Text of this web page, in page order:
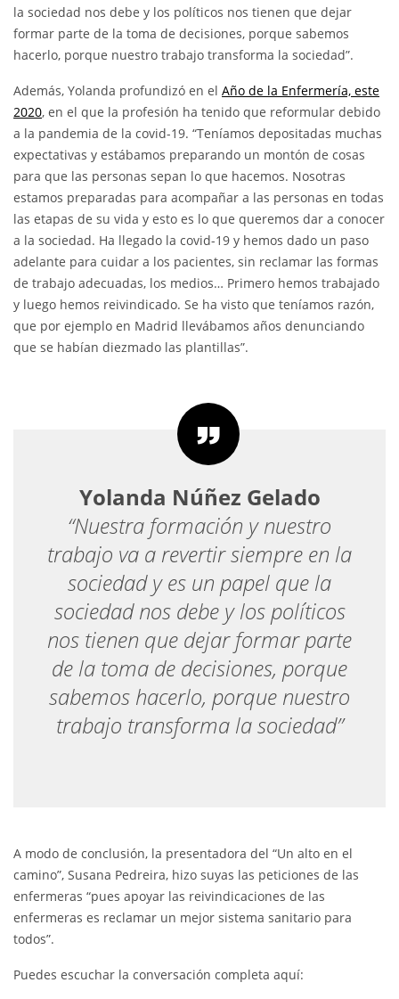
la sociedad nos debe y los políticos nos tienen que dejar
formar parte de la toma de decisiones, porque sabemos
hacerlo, porque nuestro trabajo transforma la sociedad”.
Además, Yolanda profundizó en el Año de la Enfermería, este
2020, en el que la profesión ha tenido que reformular debido
a la pandemia de la covid-19. “Teníamos depositadas muchas
expectativas y estábamos preparando un montón de cosas
para que las personas sepan lo que hacemos. Nosotras
estamos preparadas para acompañar a las personas en todas
las etapas de su vida y esto es lo que queremos dar a conocer
a la sociedad. Ha llegado la covid-19 y hemos dado un paso
adelante para cuidar a los pacientes, sin reclamar las formas
de trabajo adecuadas, los medios… Primero hemos trabajado
y luego hemos reivindicado. Se ha visto que teníamos razón,
que por ejemplo en Madrid llevábamos años denunciando
que se habían diezmado las plantillas”.
Yolanda Núñez Gelado
“Nuestra formación y nuestro
trabajo va a revertir siempre en la
sociedad y es un papel que la
sociedad nos debe y los políticos
nos tienen que dejar formar parte
de la toma de decisiones, porque
sabemos hacerlo, porque nuestro
trabajo transforma la sociedad”
A modo de conclusión, la presentadora del “Un alto en el
camino”, Susana Pedreira, hizo suyas las peticiones de las
enfermeras “pues apoyar las reivindicaciones de las
enfermeras es reclamar un mejor sistema sanitario para
todos”.
Puedes escuchar la conversación completa aquí: